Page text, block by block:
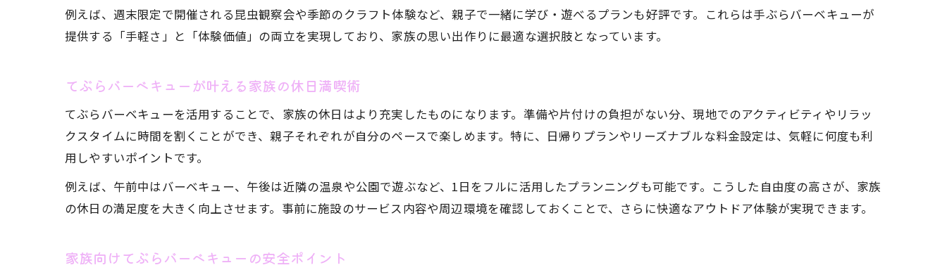
安全と楽しさ両立のてぶらバーベキューポイント
遊びも休憩も叶うてぶらBBQの楽しみ方
てぶらバーベキューで家族みんなが笑顔に
例えば、週末限定で開催される昆虫観察会や季節のクラフト体験など、親子で一緒に学び・遊べるプランも好評です。これらは手ぶらバーベキューが
提供する「手軽さ」と「体験価値」の両立を実現しており、家族の思い出作りに最適な選択肢となっています。
てぶらバーベキューが叶える家族の休日満喫術
てぶらバーベキューを活用することで、家族の休日はより充実したものになります。準備や片付けの負担がない分、現地でのアクティビティやリラッ
クスタイムに時間を割くことができ、親子それぞれが自分のペースで楽しめます。特に、日帰りプランやリーズナブルな料金設定は、気軽に何度も利
用しやすいポイントです。
例えば、午前中はバーベキュー、午後は近隣の温泉や公園で遊ぶなど、1日をフルに活用したプランニングも可能です。こうした自由度の高さが、家族
の休日の満足度を大きく向上させます。事前に施設のサービス内容や周辺環境を確認しておくことで、さらに快適なアウトドア体験が実現できます。
家族向けてぶらバーベキューの安全ポイント